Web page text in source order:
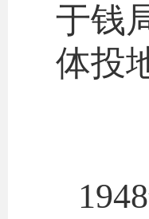
于钱
体投